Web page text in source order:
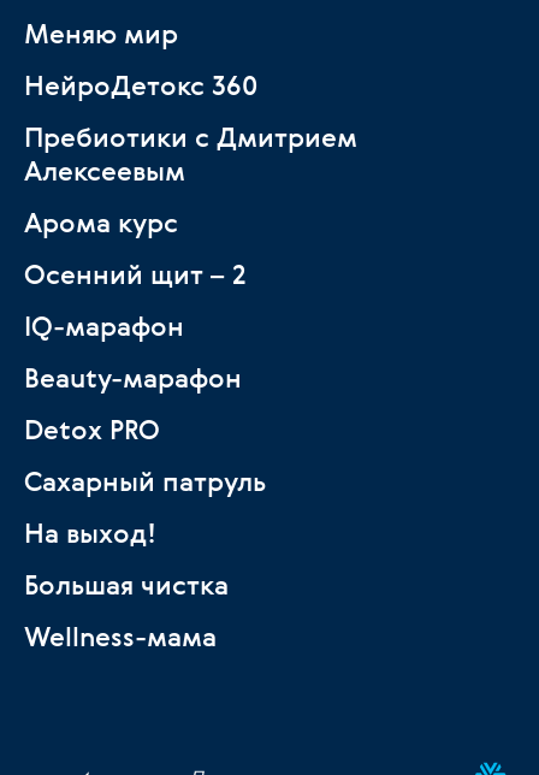
Меняю мир
НейроДетокс 360
Пребиотики с Дмитрием
Алексеевым
Арома курс
Осенний щит – 2
IQ-марафон
Beauty-марафон
Detox PRO
Сахарный патруль
На выход!
Большая чистка
Wellness-мама